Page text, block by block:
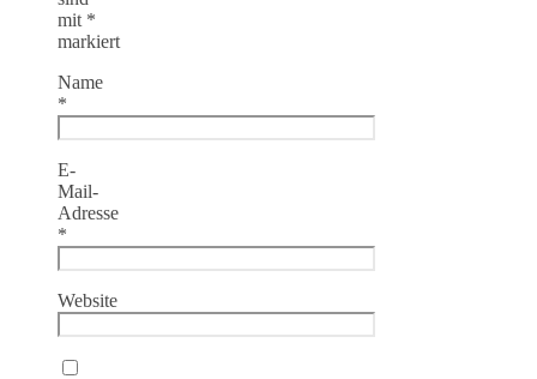
mit *
markiert
Name
*
E-
Mail-
Adresse
*
Website